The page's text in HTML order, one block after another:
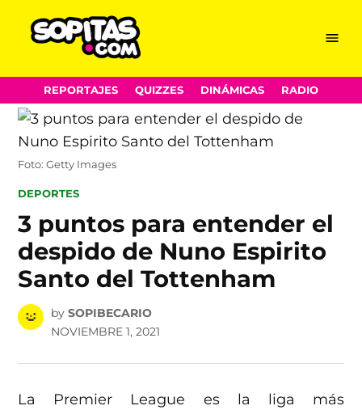
Skip
to
content
Menu
REPORTAJES QUIZZES DINÁMICAS RADIO
Foto: Getty Images
POSTED
DEPORTES
3 puntos para entender el
despido de Nuno Espirito
Santo del Tottenham
by SOPIBECARIO
NOVIEMBRE 1, 2021
La Premier League es la liga más